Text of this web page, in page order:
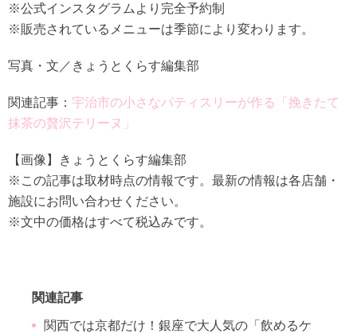
※公式インスタグラムより完全予約制
※販売されているメニューは季節により変わります。
写真・文／きょうとくらす編集部
関連記事： 宇治市の小さなパティスリーが作る「挽きたて
抹茶の贅沢テリーヌ」
【画像】きょうとくらす編集部
※この記事は取材時点の情報です。最新の情報は各店舗・
施設にお問い合わせください。
※文中の価格はすべて税込みです。
関連記事
関西では京都だけ！銀座で大人気の「飲めるケ